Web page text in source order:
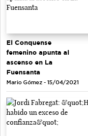
El Conquense
femenino apunta al
ascenso en La
Fuensanta
Mario Gómez - 15/04/2021